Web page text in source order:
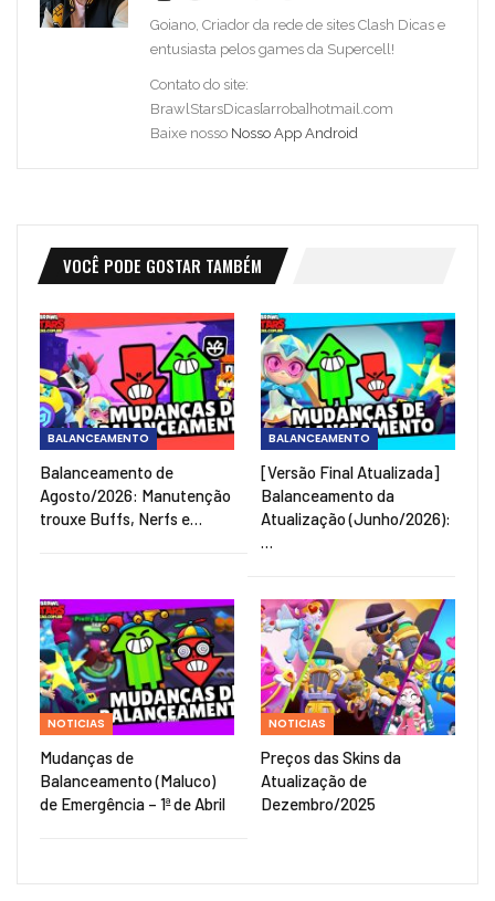
Goiano, Criador da rede de sites Clash Dicas e
entusiasta pelos games da Supercell!
Contato do site:
BrawlStarsDicas[arroba]hotmail.com
Baixe nosso Nosso App Android
VOCÊ PODE GOSTAR TAMBÉM
BALANCEAMENTO
Balanceamento de
Agosto/2026: Manutenção
trouxe Buffs, Nerfs e…
BALANCEAMENTO
[Versão Final Atualizada]
Balanceamento da
Atualização (Junho/2026):
NOTICIAS
Mudanças de
Balanceamento (Maluco)
de Emergência – 1ª de Abril
NOTICIAS
Preços das Skins da
Atualização de
Dezembro/2025